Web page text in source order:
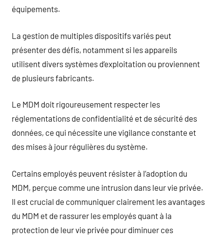
équipements.
La gestion de multiples dispositifs variés peut
présenter des défis, notamment si les appareils
utilisent divers systèmes d’exploitation ou proviennent
de plusieurs fabricants.
Le MDM doit rigoureusement respecter les
réglementations de confidentialité et de sécurité des
données, ce qui nécessite une vigilance constante et
des mises à jour régulières du système.
Certains employés peuvent résister à l’adoption du
MDM, perçue comme une intrusion dans leur vie privée.
Il est crucial de communiquer clairement les avantages
du MDM et de rassurer les employés quant à la
protection de leur vie privée pour diminuer ces